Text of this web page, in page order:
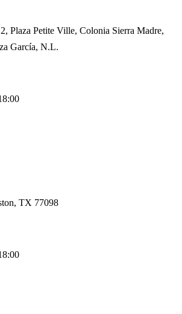
Plaza Petite Ville, Colonia Sierra Madre,
García, N.L.
TX 77098